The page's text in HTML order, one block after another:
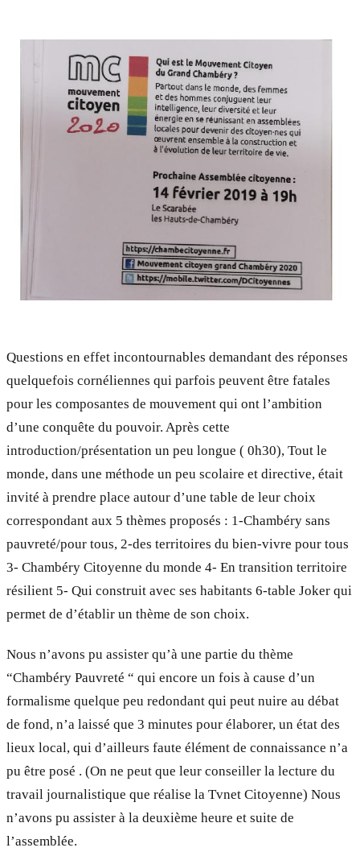
Questions en effet incontournables demandant des réponses
quelquefois cornéliennes qui parfois peuvent être fatales
pour les composantes de mouvement qui ont l’ambition
d’une conquête du pouvoir. Après cette
introduction/présentation un peu longue ( 0h30), Tout le
monde, dans une méthode un peu scolaire et directive, était
invité à prendre place autour d’une table de leur choix
correspondant aux 5 thèmes proposés : 1-Chambéry sans
pauvreté/pour tous, 2-des territoires du bien-vivre pour tous
3- Chambéry Citoyenne du monde 4- En transition territoire
résilient 5- Qui construit avec ses habitants 6-table Joker qui
permet de d’établir un thème de son choix.
Nous n’avons pu assister qu’à une partie du thème
“Chambéry Pauvreté “ qui encore un fois à cause d’un
formalisme quelque peu redondant qui peut nuire au débat
de fond, n’a laissé que 3 minutes pour élaborer, un état des
lieux local, qui d’ailleurs faute élément de connaissance n’a
pu être posé . (On ne peut que leur conseiller la lecture du
travail journalistique que réalise la Tvnet Citoyenne) Nous
n’avons pu assister à la deuxième heure et suite de
l’assemblée.